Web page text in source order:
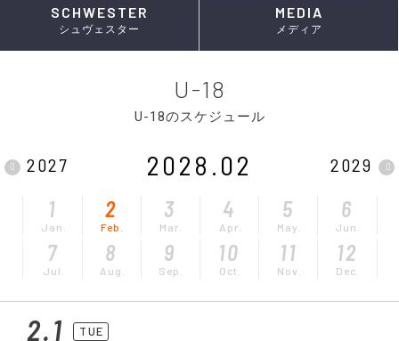
SCHWESTER
シュヴェスター
MEDIA
メディア
U-18
U-18のスケジュール
2027 2028.02 2029
1
Jan.
2
Feb.
3
Mar.
4
Apr.
5
May.
6
Jun.
7
Jul.
8
Aug.
9
Sep.
10
Oct.
11
Nov.
12
Dec.
2.1 TUE